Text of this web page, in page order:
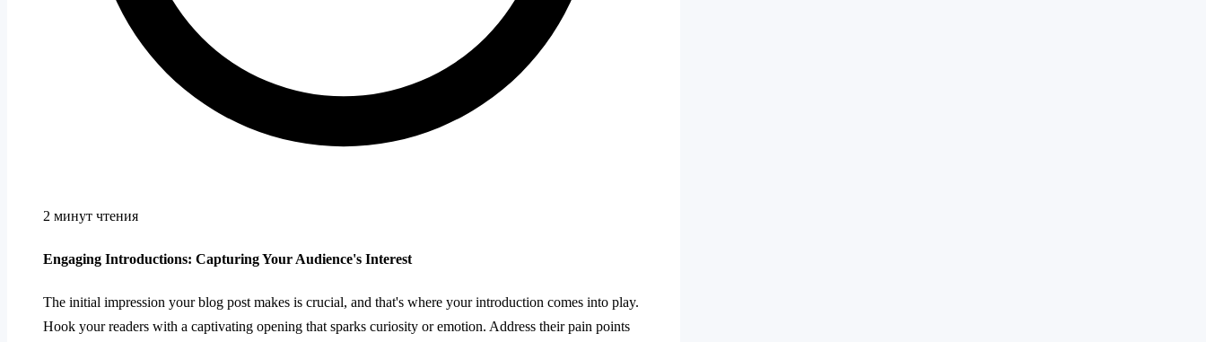
2 минут чтения
Engaging Introductions: Capturing Your Audience's Interest
The initial impression your blog post makes is crucial, and that's where your introduction comes into play.
Hook your readers with a captivating opening that sparks curiosity or emotion. Address their pain points